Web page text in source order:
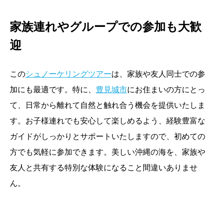
家族連れやグループでの参加も大歓
迎
このシュノーケリングツアーは、家族や友人同士での参
加にも最適です。特に、 豊見城市にお住まいの方にとっ
て、日常から離れて自然と触れ合う機会を提供いたしま
す。お子様連れでも安心して楽しめるよう、経験豊富な
ガイドがしっかりとサポートいたしますので、初めての
方でも気軽に参加できます。美しい沖縄の海を、家族や
友人と共有する特別な体験になること間違いありませ
ん。